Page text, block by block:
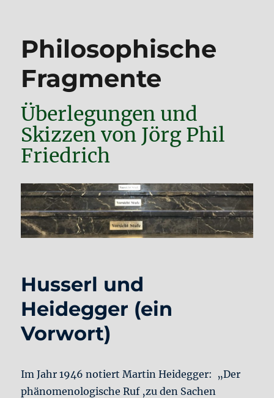
Philosophische
Fragmente
Überlegungen und
Skizzen von Jörg Phil
Friedrich
Husserl und
Heidegger (ein
Vorwort)
Im Jahr 1946 notiert Martin Heidegger: „Der
phänomenologische Ruf ‚zu den Sachen